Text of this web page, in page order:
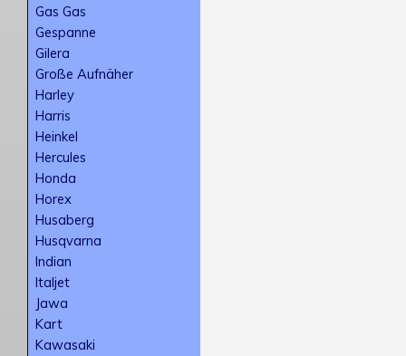
Gas Gas
Gespanne
Gilera
Große Aufnäher
Harley
Harris
Heinkel
Hercules
Honda
Horex
Husaberg
Husqvarna
Indian
Italjet
Jawa
Kart
Kawasaki